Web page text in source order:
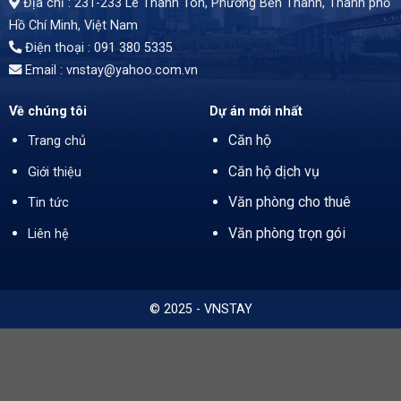
Địa chỉ : 231-233 Lê Thánh Tôn, Phường Bến Thành, Thành phố
Hồ Chí Minh, Việt Nam
Điện thoại : 091 380 5335
Email : vnstay@yahoo.com.vn
Về chúng tôi
Trang chủ
Giới thiệu
Tin tức
Liên hệ
Dự án mới nhất
Căn hộ
Căn hộ dịch vụ
Văn phòng cho thuê
Văn phòng trọn gói
© 2025 - VNSTAY